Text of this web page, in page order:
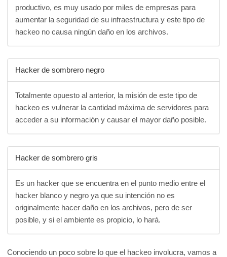
productivo, es muy usado por miles de empresas para
aumentar la seguridad de su infraestructura y este tipo de
hackeo no causa ningún daño en los archivos.
Hacker de sombrero negro
Totalmente opuesto al anterior, la misión de este tipo de
hackeo es vulnerar la cantidad máxima de servidores para
acceder a su información y causar el mayor daño posible.
Hacker de sombrero gris
Es un hacker que se encuentra en el punto medio entre el
hacker blanco y negro ya que su intención no es
originalmente hacer daño en los archivos, pero de ser
posible, y si el ambiente es propicio, lo hará.
Conociendo un poco sobre lo que el hackeo involucra, vamos a